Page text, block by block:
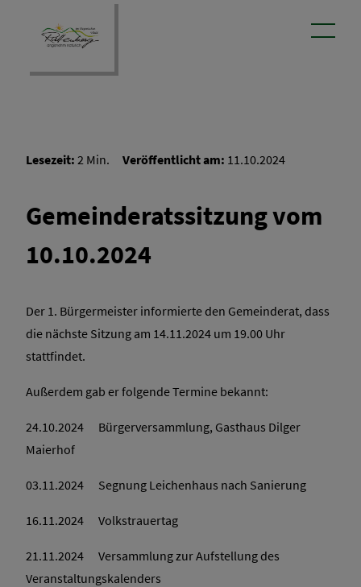
Gemeindebote
Lesezeit: 2 Min. Veröffentlicht am: 11.10.2024
Gemeinderatssitzung vom
10.10.2024
Der 1. Bürgermeister informierte den Gemeinderat, dass
die nächste Sitzung am 14.11.2024 um 19.00 Uhr
stattfindet.
Außerdem gab er folgende Termine bekannt:
24.10.2024 Bürgerversammlung, Gasthaus Dilger
Maierhof
03.11.2024 Segnung Leichenhaus nach Sanierung
16.11.2024 Volkstrauertag
21.11.2024 Versammlung zur Aufstellung des
Veranstaltungskalenders